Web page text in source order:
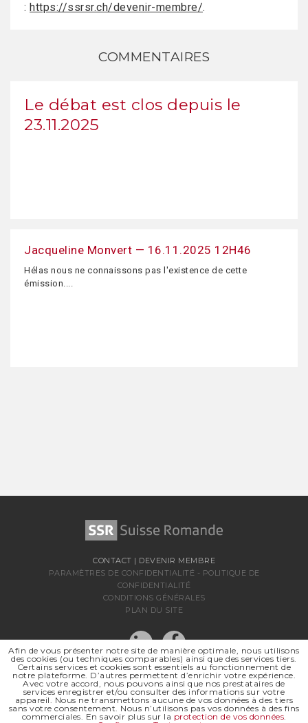
: https://ssrsr.ch/devenir-membre/.
COMMENTAIRES
Le débat est clos depuis le
23.11.2025
Jacqueline Monvert — 16.11.2025 12H46
Hélas nous ne connaissons pas l'existence de cette
émission....
CONTACT | DEVENIR MEMBRE
PARAMÈTRES DE CONFIDENTIALITÉ - POLITIQUE DE
CONFIDENTIALITÉ
CONDITIONS GÉNÉRALES
PLAN DU SITE
SSR SUISSE ROMANDE
Afin de vous présenter notre site de manière optimale, nous utilisons
des cookies (ou techniques comparables) ainsi que des services tiers.
Certains services et cookies sont essentiels au fonctionnement de
notre plateforme. D’autres permettent d’enrichir votre expérience.
Avec votre accord, nous pouvons ainsi que nos prestataires de
services enregistrer et/ou consulter des informations sur votre
appareil. Nous ne transmettons aucune de vos données à des tiers
sans votre consentement. Nous n’utilisons pas vos données à des fins
commerciales. En savoir plus sur la protection de vos données.